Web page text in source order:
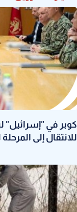
كوبر في
للانتقال إلى